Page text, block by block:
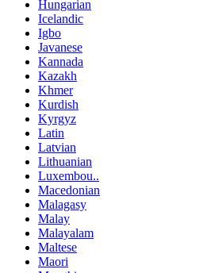
Hungarian
Icelandic
Igbo
Javanese
Kannada
Kazakh
Khmer
Kurdish
Kyrgyz
Latin
Latvian
Lithuanian
Luxembou..
Macedonian
Malagasy
Malay
Malayalam
Maltese
Maori